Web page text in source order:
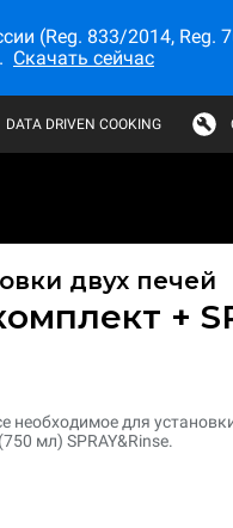
(Reg. 833/2014, Reg.
Скачать сейчас
DATA DRIVEN COOKING
двух печей
+
необходимое для
мл) SPRAY&Rinse.